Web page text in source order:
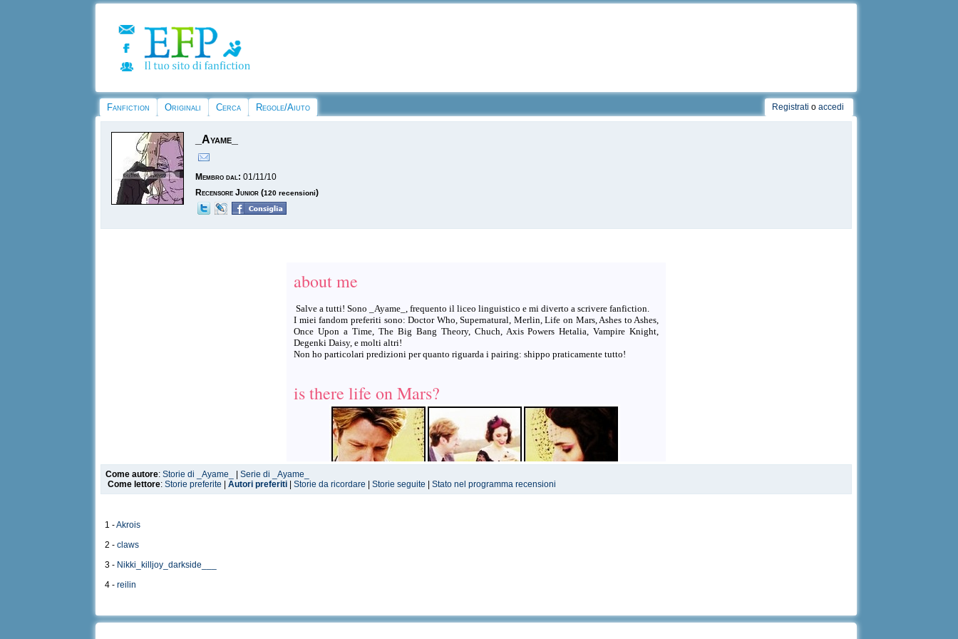
Fanfiction Originali Cerca Regole/Aiuto Registrati o accedi
_Ayame_
Membro dal: 01/11/10
Recensore Junior (120 recensioni)
about me
Salve a tutti! Sono _Ayame_, frequento il liceo linguistico e mi diverto a scrivere fanfiction.
I miei fandom preferiti sono: Doctor Who, Supernatural, Merlin, Life on Mars, Ashes to Ashes,
Once Upon a Time, The Big Bang Theory, Chuch, Axis Powers Hetalia, Vampire Knight,
Degenki Daisy, e molti altri!
Non ho particolari predizioni per quanto riguarda i pairing: shippo praticamente tutto!
is there life on Mars?
Come autore:Storie di _Ayame_ |Serie di _Ayame_
Come lettore:Storie preferite |Autori preferiti |Storie da ricordare |Storie seguite |Stato nel programma recensioni
1 -Akrois
2 -claws
3 - Nikki_killjoy_darkside___
4 -reilin